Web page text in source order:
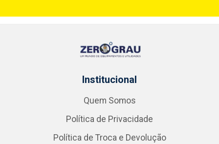
Institucional
Quem Somos
Política de Privacidade
Política de Troca e Devolução